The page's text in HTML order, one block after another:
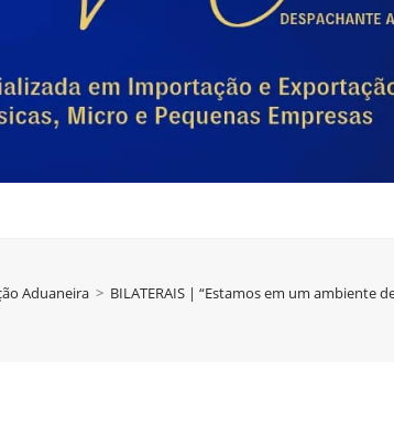
Aduaneira > BILATERAIS | “Estamos em um ambiente